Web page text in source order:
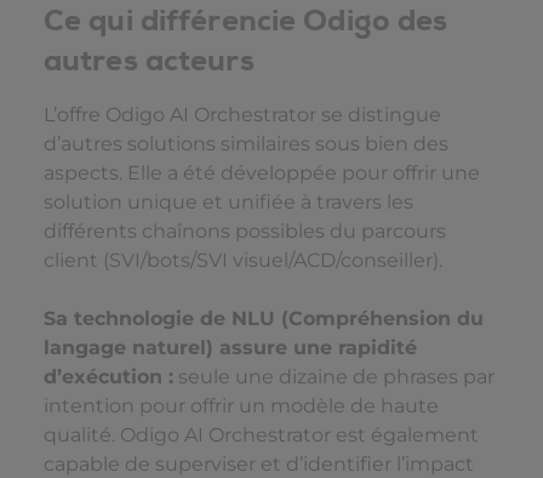
Ce qui différencie Odigo des
autres acteurs
L’offre Odigo AI Orchestrator se distingue
d’autres solutions similaires sous bien des
aspects. Elle a été développée pour offrir une
solution unique et unifiée à travers les
différents chaînons possibles du parcours
client (SVI/bots/SVI visuel/ACD/conseiller).
Sa technologie de NLU (Compréhension du
langage naturel) assure une rapidité
d’exécution : seule une dizaine de phrases par
intention pour offrir un modèle de haute
qualité. Odigo AI Orchestrator est également
capable de superviser et d’identifier l’impact